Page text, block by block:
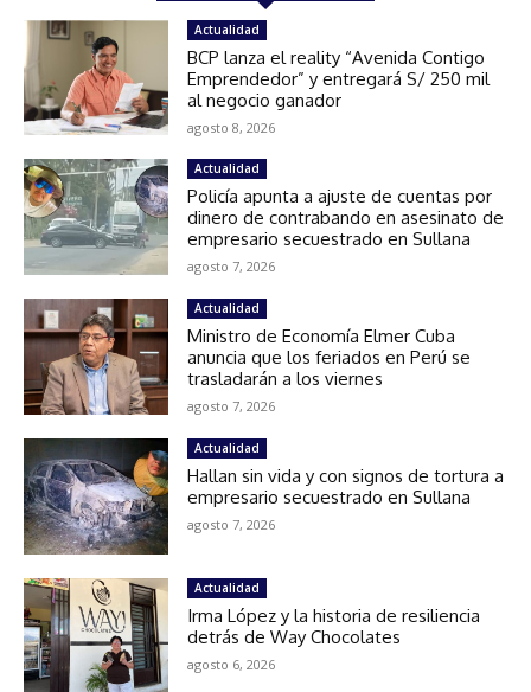
Actualidad
BCP lanza el reality “Avenida Contigo
Emprendedor” y entregará S/ 250 mil
al negocio ganador
agosto 8, 2026
Actualidad
Policía apunta a ajuste de cuentas por
dinero de contrabando en asesinato de
empresario secuestrado en Sullana
agosto 7, 2026
Actualidad
Ministro de Economía Elmer Cuba
anuncia que los feriados en Perú se
trasladarán a los viernes
agosto 7, 2026
Actualidad
Hallan sin vida y con signos de tortura a
empresario secuestrado en Sullana
agosto 7, 2026
Actualidad
Irma López y la historia de resiliencia
detrás de Way Chocolates
agosto 6, 2026